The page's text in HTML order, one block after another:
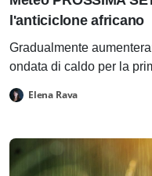
l'anticiclone africano
Gradualmente
ondata di caldo per la
Elena Rava